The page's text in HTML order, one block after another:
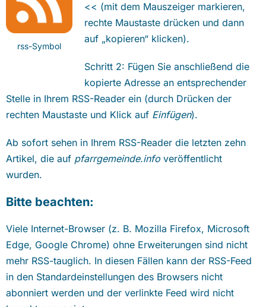
rss-Symbol
<< (mit dem Mauszeiger markieren,
rechte Maustaste drücken und dann
auf „kopieren“ klicken).
Schritt 2: Fügen Sie anschließend die
kopierte Adresse an entsprechender
Stelle in Ihrem RSS-Reader ein (durch Drücken der
rechten Maustaste und Klick auf Einfügen).
Ab sofort sehen in Ihrem RSS-Reader die letzten zehn
Artikel, die auf pfarrgemeinde.info veröffentlicht
wurden.
Bitte beachten:
Viele Internet-Browser (z. B. Mozilla Firefox, Microsoft
Edge, Google Chrome) ohne Erweiterungen sind nicht
mehr RSS-tauglich. In diesen Fällen kann der RSS-Feed
in den Standardeinstellungen des Browsers nicht
abonniert werden und der verlinkte Feed wird nicht